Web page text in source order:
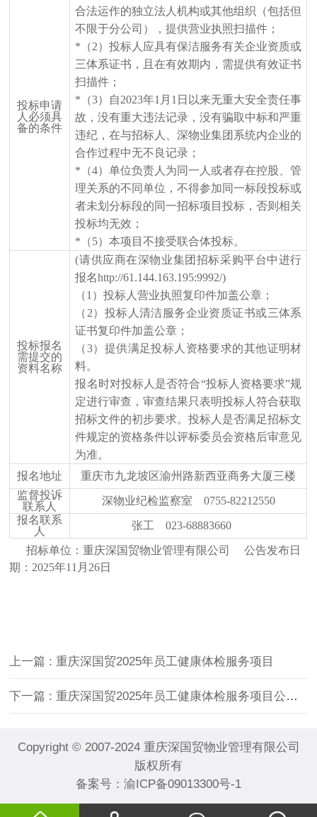
投标申请
人必须具
备的条件
合法运作的独立法人机构或其他组织（包括但
不限于分公司），提供营业执照扫描件；
* （2）投标人应具有保洁服务有关企业资质或
三体系证书，
且在有效期内，需提供有效证书
扫描件；
*（3）自2023年1月1日以来无重大安全责任事
故，没有重大违法记录，没有骗取中标和严重
违纪，在与招标人、深物业集团系统内企业的
合作过程中无不良记录 ；
* （4）单位负责人为同一人或者存在控股、管
理关系的不同单位，不得参加同一标段投标或
者未划分标段的同一招标项目投标，否则相关
投标均无效；
* （5）本项目不接受联合体投标。
投标报名
需提交的
资料名称
(请供应商在深物业集团招标采购平台中进行
报名http://61.144.163.195:9992/)
（1）投标人营业执照复印件加盖公章；
（ 2） 投标人 清洁服务企业资质证书或三体系
证书复印件加盖公章 ；
（3）提供满足投标人资格要求的其他证明材
料。
报名时对投标人是否符合“投标人资格要求”规
定进行审查，审查结果只表明投标人符合获取
招标文件的初步要求。投标人是否满足招标文
件规定的资格条件以评标委员会资格后审意见
为准。
报名地址
重庆市九龙坡区渝州路新西亚商务大厦三楼
监督投诉
联系人
深物业纪检监察室
0755-82212550
报名联系
人
张工 023-68883660
招标单位：重庆深国贸物业管理有限公司
公告发布日
期： 2025年11 月 26日
上一篇 : 重庆深国贸2025年员工健康体检服务项目
下一篇 : 重庆深国贸2025年员工健康体检服务项目公开招标公告（二次）
Copyright © 2007-2024 重庆深国贸物业管理有限公司
版权所有
备案号： 渝ICP备09013300号-1